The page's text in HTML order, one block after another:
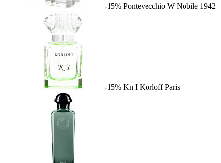
-15% Pontevecchio W Nobile 1942
-15% Kn I Korloff Paris